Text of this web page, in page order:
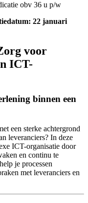
obv 36 u p/w
22 januari
voor
ICT-
binnen een
een sterke achtergrond
leveranciers? In deze
ICT-organisatie door
en continu te
je processen
met leveranciers en